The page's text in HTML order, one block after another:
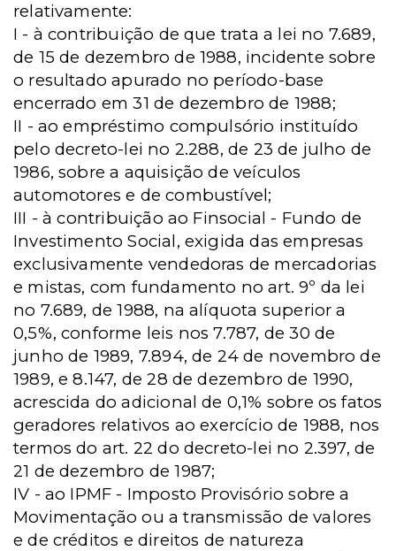
relativamente:
I - à contribuição de que trata a lei no 7.689,
de 15 de dezembro de 1988, incidente sobre
o resultado apurado no período-base
encerrado em 31 de dezembro de 1988;
II - ao empréstimo compulsório instituído
pelo decreto-lei no 2.288, de 23 de julho de
1986, sobre a aquisição de veículos
automotores e de combustível;
III - à contribuição ao Finsocial - Fundo de
Investimento Social, exigida das empresas
exclusivamente vendedoras de mercadorias
e mistas, com fundamento no art. 9º da lei
no 7.689, de 1988, na alíquota superior a
0,5%, conforme leis nos 7.787, de 30 de
junho de 1989, 7.894, de 24 de novembro de
1989, e 8.147, de 28 de dezembro de 1990,
acrescida do adicional de 0,1% sobre os fatos
geradores relativos ao exercício de 1988, nos
termos do art. 22 do decreto-lei no 2.397, de
21 de dezembro de 1987;
IV - ao IPMF - Imposto Provisório sobre a
Movimentação ou a transmissão de valores
e de créditos e direitos de natureza